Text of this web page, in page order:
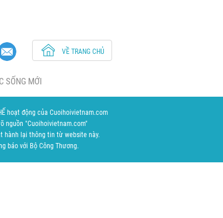
VỀ TRANG CHỦ
SỐNG MỚI
hoạt động của Cuoihoivietnam.com
nguồn "Cuoihoivietnam.com"
hành lại thông tin từ website này.
báo với Bộ Công Thương.